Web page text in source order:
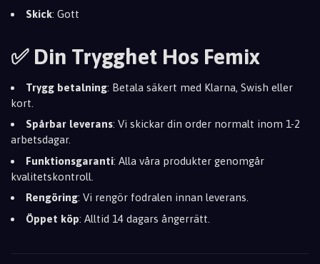
Skick: Gott
✅ Din Trygghet Hos Femix
Trygg betalning: Betala säkert med Klarna, Swish eller
kort.
Spårbar leverans: Vi skickar din order normalt inom 1-2
arbetsdagar.
Funktionsgaranti: Alla våra produkter genomgår
kvalitetskontroll.
Rengöring: Vi rengör fodralen innan leverans.
Öppet köp: Alltid 14 dagars ångerrätt.